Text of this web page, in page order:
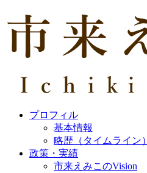
プロフィル
基本情報
略歴（タイムライン）
政策・実績
市来えみこのVision